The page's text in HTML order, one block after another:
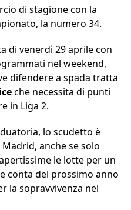
di stagione con la
la numero 34.
di venerdì 29 aprile con
nel weekend,
difendere a spada tratta
che necessita di punti
in Liga 2.
lo scudetto è
anche se solo
le lotte per un
conta del prossimo anno
la sopravvivenza nel